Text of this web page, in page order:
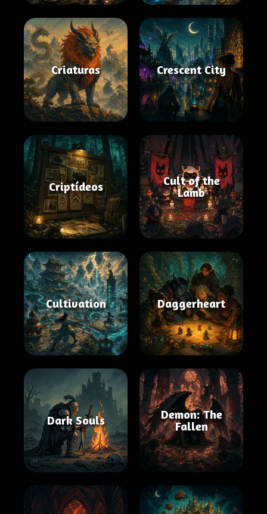
Criaturas Crescent City
Criptídeos
Cult of the
Lamb
Cultivation Daggerheart
Dark Souls
Demon: The
Fallen